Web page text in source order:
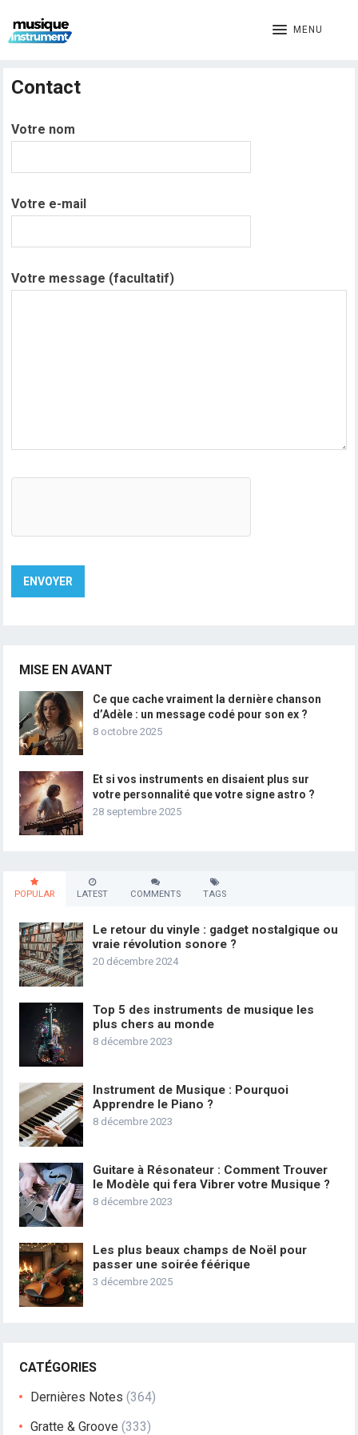
MENU
Contact
Votre nom
Votre e-mail
Votre message (facultatif)
MISE EN AVANT
Ce que cache vraiment la dernière chanson
d’Adèle : un message codé pour son ex ?
8 octobre 2025
Et si vos instruments en disaient plus sur
votre personnalité que votre signe astro ?
28 septembre 2025
POPULAR LATEST COMMENTS TAGS
Le retour du vinyle : gadget nostalgique ou
vraie révolution sonore ?
20 décembre 2024
Top 5 des instruments de musique les
plus chers au monde
8 décembre 2023
Instrument de Musique : Pourquoi
Apprendre le Piano ?
8 décembre 2023
Guitare à Résonateur : Comment Trouver
le Modèle qui fera Vibrer votre Musique ?
8 décembre 2023
Les plus beaux champs de Noël pour
passer une soirée féérique
3 décembre 2025
CATÉGORIES
Dernières Notes (364)
Gratte & Groove (333)